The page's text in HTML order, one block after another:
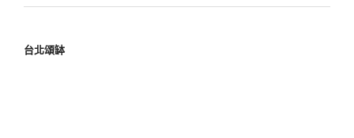
台北頌缽